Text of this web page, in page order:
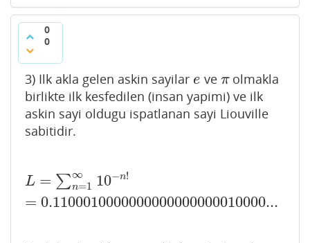
0
0
3) Ilk akla gelen askin sayilar e
e ve π
πolmakla
birlikte ilk kesfedilen (insan yapimi) ve ilk
askin sayi oldugu ispatlanan sayi Liouville
sabitidir.
L = ∑∞
n=1 10−n!
= 0.1100010000000000000000010000...
L= ∑n =1 ∞10 n!=